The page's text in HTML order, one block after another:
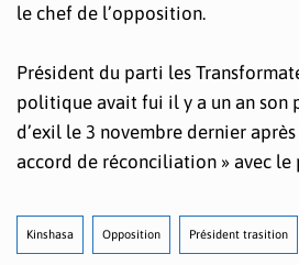
le chef de l’opposition.
Président du parti les
politique avait fui il y a un an son
d’exil le 3 novembre dernier
accord de réconciliation » avec le
Kinshasa Opposition Président trasition